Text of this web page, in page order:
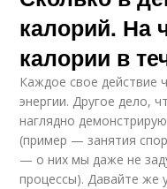
калорий. На
калории в
Каждое свое действие
энергии. Другое дело,
наглядно
(пример — занятия
— о них мы даже не
процессы). Давайте же